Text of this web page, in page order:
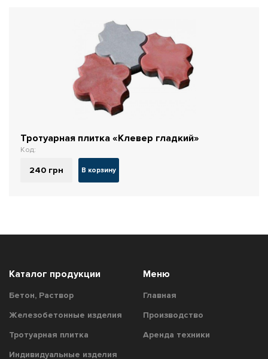
Тротуарная плитка «Клевер гладкий»
Код:
240 грн В корзину
Каталог продукции
Бетон, Раствор
Железобетонные изделия
Тротуарная плитка
Индивидуальные изделия
Меню
Главная
Производство
Аренда техники